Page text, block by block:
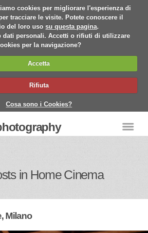
cookies per migliorare l'esperienza di
tracciare le visite. Potete conoscere il
del loro usosu questa pagina.
dati personali. Accetti o rifiuti di utilizzare
per la navigazione?
Accetta
Rifiuta
Cosa sono i Cookies?
in Home Cinema
Milano